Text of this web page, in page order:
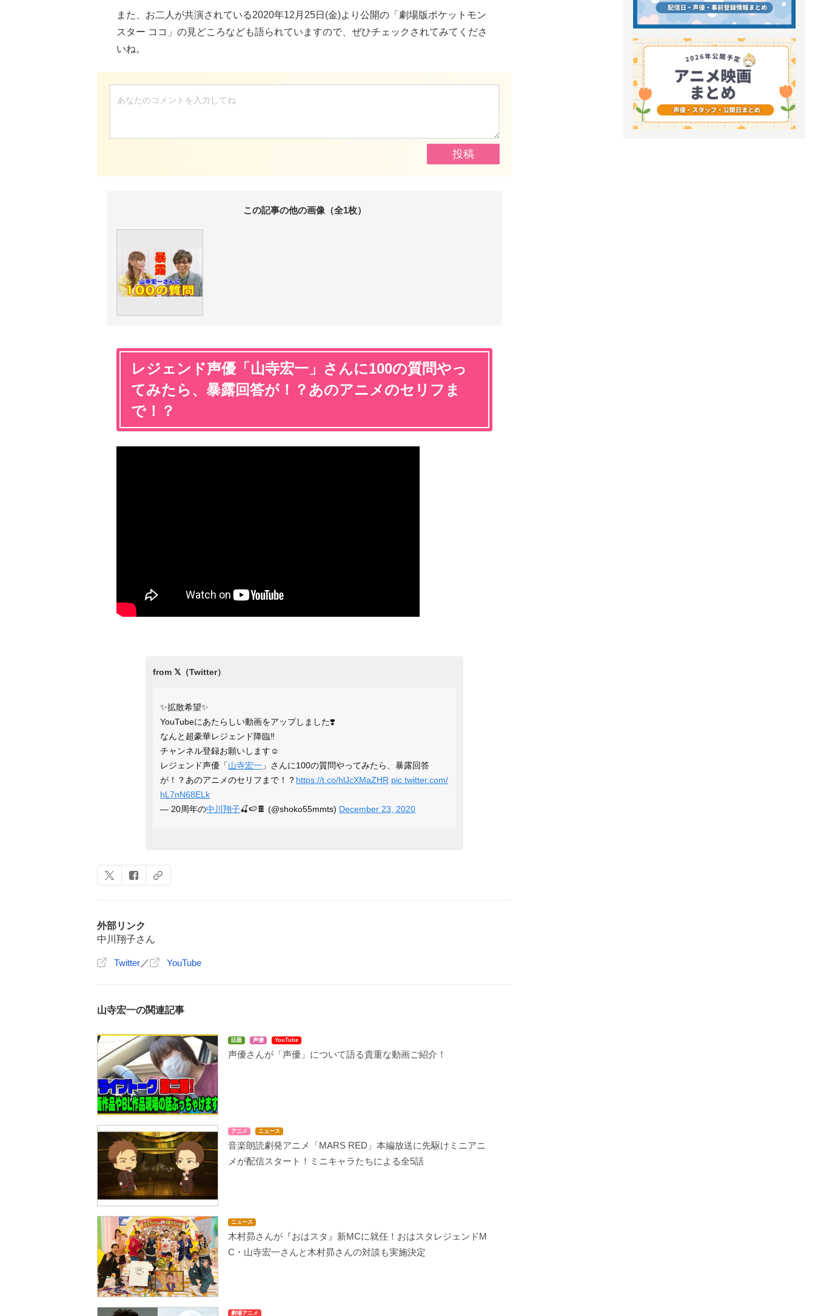
また、お二人が共演されている2020年12月25日(金)より公開の「劇場版ポケットモン
スター ココ」の見どころなども語られていますので、ぜひチェックされてみてくださ
いね。
この記事の他の画像（全1枚）
レジェンド声優「山寺宏一」さんに100の質問やっ
てみたら、暴露回答が！？あのアニメのセリフま
で！？
✨拡散希望✨
YouTubeにあたらしい動画をアップしました❣️
なんと超豪華レジェンド降臨‼️
チャンネル登録お願いします☺️
レジェンド声優「山寺宏一 」さんに100の質問やってみたら、暴露回答
が！？あのアニメのセリフまで！？ https://t.co/hlJcXMaZHR pic.twitter.com/
hL7nN68ELk
— 20周年の中川翔子🍒🍉🍫 (@shoko55mmts) December 23, 2020
外部リンク
中川翔子さん
Twitter ／ YouTube
山寺宏一の関連記事
話題 声優 YouTube
声優さんが「声優」について語る貴重な動画ご紹介！
アニメ ニュース
音楽朗読劇発アニメ「MARS RED」本編放送に先駆けミニアニ
メが配信スタート！ミニキャラたちによる全5話
ニュース
木村昴さんが『おはスタ』新MCに就任！おはスタレジェンドM
C・山寺宏一さんと木村昴さんの対談も実施決定
劇場アニメ